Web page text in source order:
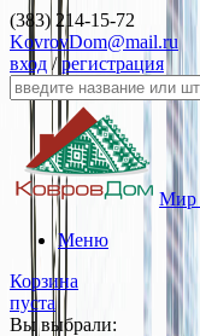
(383) 214-15-72
KovrovDom@mail.ru
вход/регистрация
Мир
Меню
Корзина
пуста
Вы выбрали: